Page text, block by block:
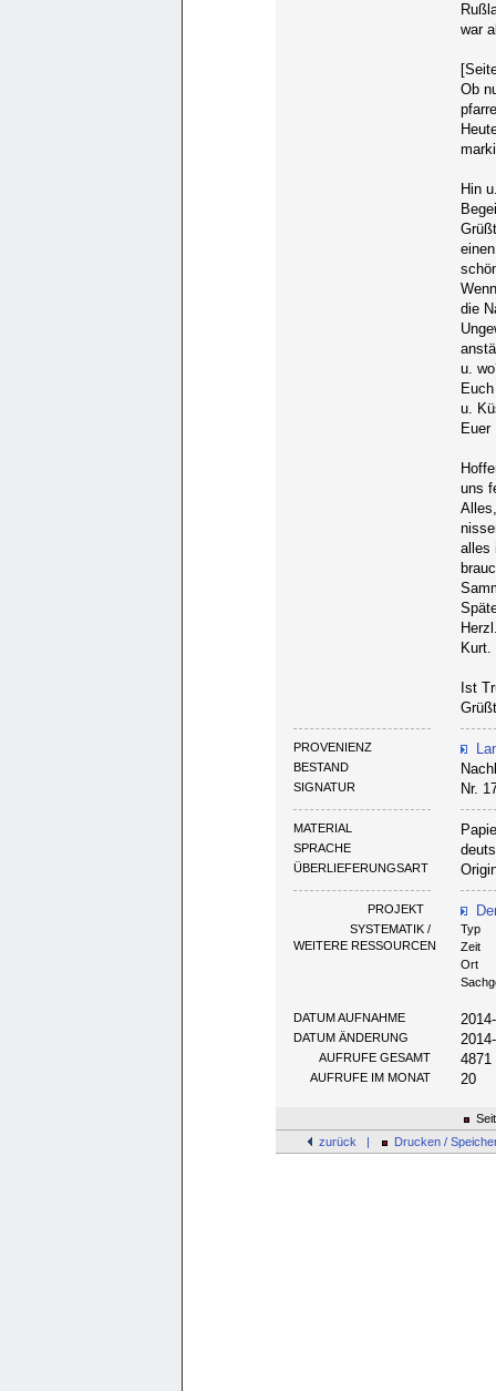
war
Ob
Hin
die
u.
u.
Euer
uns
alles
Kurt.
Ist
PROVENIENZ
BESTAND
SIGNATUR Nr.
MATERIAL
SPRACHE
ÜBERLIEFERUNGSART
PROJEKT
SYSTEMATIK /
WEITERE RESSOURCEN
Typ
Zeit
Ort
DATUM AUFNAHME
DATUM ÄNDERUNG
AUFRUFE GESAMT 4871
AUFRUFE IM MONAT 20
zurück |
Drucken /